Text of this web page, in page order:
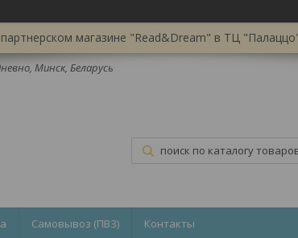
магазине "Read&Dream" в ТЦ
Минск, Беларусь
Самовывоз (ПВЗ) Контакты